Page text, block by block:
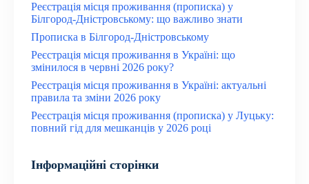
Реєстрація місця проживання (прописка) у
Білгород-Дністровському: що важливо знати
Прописка в Білгород-Дністровському
Реєстрація місця проживання в Україні: що
змінилося в червні 2026 року?
Реєстрація місця проживання в Україні: актуальні
правила та зміни 2026 року
Реєстрація місця проживання (прописка) у Луцьку:
повний гід для мешканців у 2026 році
Інформаційні сторінки